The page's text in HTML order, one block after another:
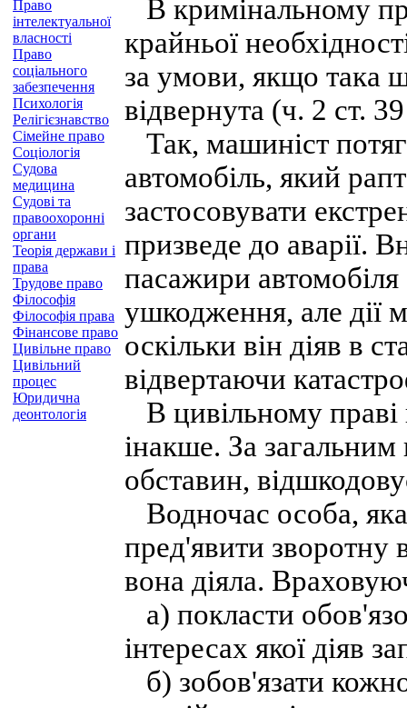
Право
інтелектуальної
власності
Право
соціального
забезпечення
Психологія
Релігієзнавство
Сімейне право
Соціологія
Судова
медицина
Судові та
правоохоронні
органи
Теорія держави і
права
Трудове право
Філософія
Філософія права
Фінансове право
Цивільне право
Цивільний
процес
Юридична
деонтологія
В кримінальному
крайньої
за умови, якщо така
відвернута (ч. 2 ст.
Так, машиніст
автомобіль, який
застосовувати
призведе до аварії.
пасажири автомобіля
ушкодження, але дії
оскільки він діяв в
відвертаючи
В цивільному праві
інакше. За
обставин,
Водночас особа,
пред'явити зворотну
вона діяла.
а) покласти
інтересах якої діяв
б) зобов'язати